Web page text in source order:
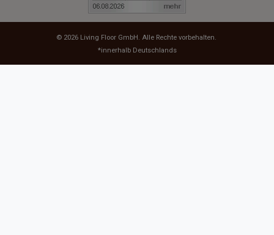
© 2026 Living Floor GmbH . Alle Rechte vorbehalten.
*innerhalb Deutschlands